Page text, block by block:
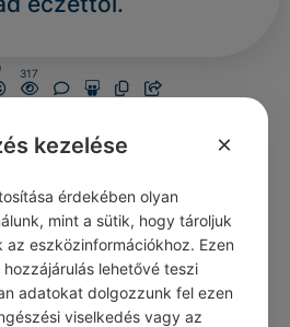
317
kezelése ×
érdekében olyan
mint a sütik, hogy tároljuk
eszközinformációkhoz. Ezen
lehetővé teszi
adatokat dolgozzunk fel ezen
viselkedés vagy az